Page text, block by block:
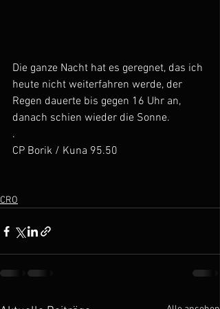
Die ganze Nacht hat es geregnet, das ich
heute nicht weiterfahren werde, der
Regen dauerte bis gegen 16 Uhr an,
danach schien wieder die Sonne.
.
CP Borik / Kuna 95.50
CRO